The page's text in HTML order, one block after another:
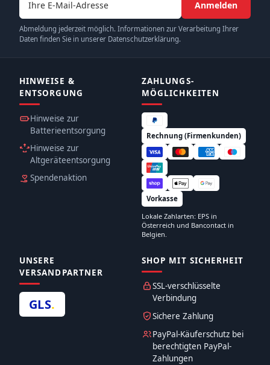
Anmelden
Abmeldung jederzeit möglich. Informationen zur Verarbeitung Ihrer
Daten finden Sie in unserer Datenschutzerklärung.
HINWEISE &
ENTSORGUNG
Hinweise zur
Batterieentsorgung
Hinweise zur
Altgeräteentsorgung
Spendenaktion
ZAHLUNGS­
MÖGLICHKEITEN
Rechnung (Firmenkunden)
Vorkasse
Lokale Zahlarten: EPS in
Österreich und Bancontact in
Belgien.
UNSERE
VERSANDPARTNER
GLS.
SHOP MIT SICHERHEIT
SSL-verschlüsselte
Verbindung
Sichere Zahlung
PayPal-Käuferschutz bei
berechtigten PayPal-
Zahlungen